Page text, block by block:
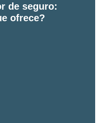
de seguro:
ofrece?